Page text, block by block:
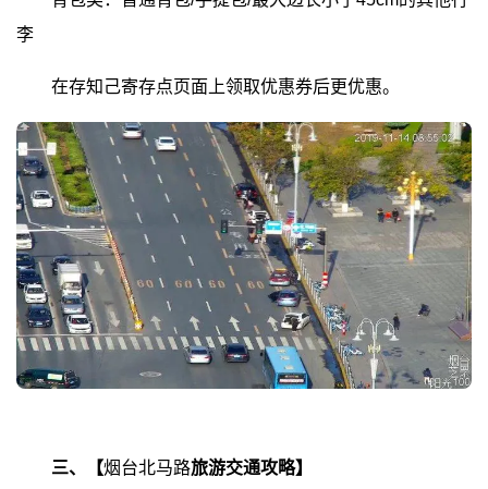
李
在存知己寄存点页面上领取优惠券后更优惠。
三、【烟台北马路旅游交通攻略】